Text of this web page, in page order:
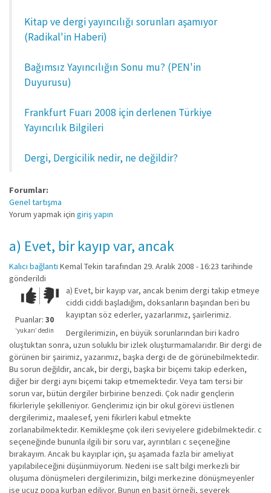
Kitap ve dergi yayıncılığı sorunları aşamıyor
(Radikal'in Haberi)
Bağımsız Yayıncılığın Sonu mu? (PEN'in
Duyurusu)
Frankfurt Fuarı 2008 için derlenen Türkiye
Yayıncılık Bilgileri
Dergi, Dergicilik nedir, ne değildir?
Forumlar:
Genel tartışma
Yorum yapmak için giriş yapın
a) Evet, bir kayıp var, ancak
Kalıcı bağlantı Kemal Tekin tarafından 29. Aralık 2008 - 16:23 tarihinde
gönderildi
Çok iyi!O
kadar
iyi
değil!
Puanlar: 30
‘yukarı’ dedin
a) Evet, bir kayıp var, ancak benim dergi takip etmeye
ciddi ciddi başladığım, doksanların başından beri bu
kayıptan söz ederler, yazarlarımız, şairlerimiz.
Dergilerimizin, en büyük sorunlarından biri kadro
oluştuktan sonra, uzun soluklu bir izlek oluşturmamalarıdır. Bir dergi de
görünen bir şairimiz, yazarımız, başka dergi de de görünebilmektedir.
Bu sorun değildir, ancak, bir dergi, başka bir biçemi takip ederken,
diğer bir dergi aynı biçemi takip etmemektedir. Veya tam tersi bir
sorun var, bütün dergiler birbirine benzedi. Çok nadir gençlerin
fikirleriyle şekilleniyor. Gençlerimiz için bir okul görevi üstlenen
dergilerimiz, maalesef, yeni fikirleri kabul etmekte
zorlanabilmektedir. Kemikleşme çok ileri seviyelere gidebilmektedir. c
seçeneğinde bununla ilgili bir soru var, ayrıntıları c seçeneğine
bırakayım. Ancak bu kayıplar için, şu aşamada fazla bir ameliyat
yapılabileceğini düşünmüyorum. Nedeni ise salt bilgi merkezli bir
oluşuma dönüşmeleri dergilerimizin, bilgi merkezine dönüşmeyenler
ise ucuz popa kurban ediliyor. Bunun en basit örneği, severek